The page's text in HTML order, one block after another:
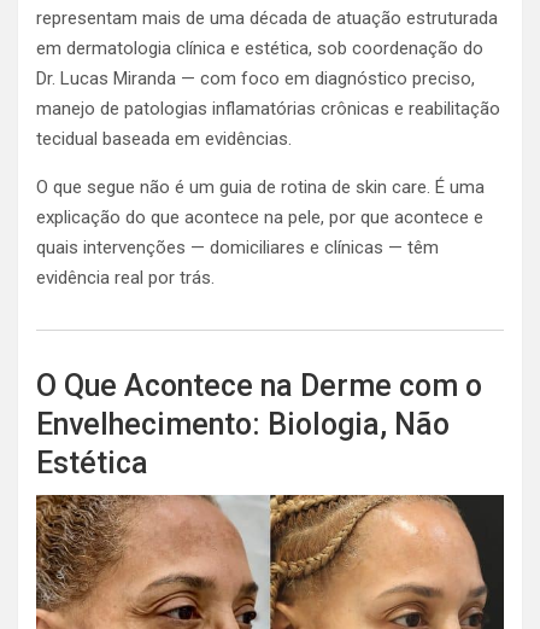
representam mais de uma década de atuação estruturada
em dermatologia clínica e estética, sob coordenação do
Dr. Lucas Miranda — com foco em diagnóstico preciso,
manejo de patologias inflamatórias crônicas e reabilitação
tecidual baseada em evidências.
O que segue não é um guia de rotina de skin care. É uma
explicação do que acontece na pele, por que acontece e
quais intervenções — domiciliares e clínicas — têm
evidência real por trás.
O Que Acontece na Derme com o
Envelhecimento: Biologia, Não
Estética